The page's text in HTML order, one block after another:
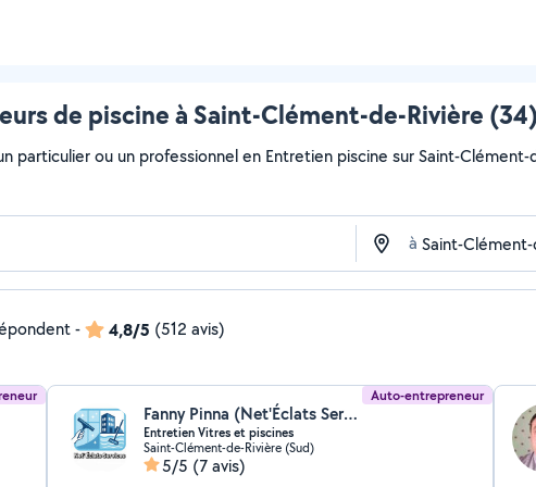
de piscine à Saint-Clément-de-Rivière
particulier ou un professionnel en Entretien piscine sur Saint-
à
- 4,8/5 (512 avis)
Auto-entrepreneur
Fanny Pinna (Net'Éclats Services)
Entretien Vitres et piscines
Saint-Clément-de-Rivière (Sud)
5/5 (7 avis)